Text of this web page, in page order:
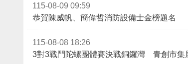
115-08-09 09:59
恭賀陳威帆、簡偉哲消防設備士金榜題名
115-08-08 18:26
3對3戰鬥陀螺團體賽決戰銅鑼灣 青創市集